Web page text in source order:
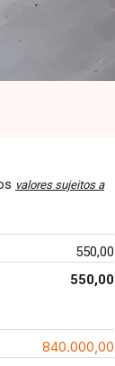
valores sujeitos a
550,00
550,00
840.000,00